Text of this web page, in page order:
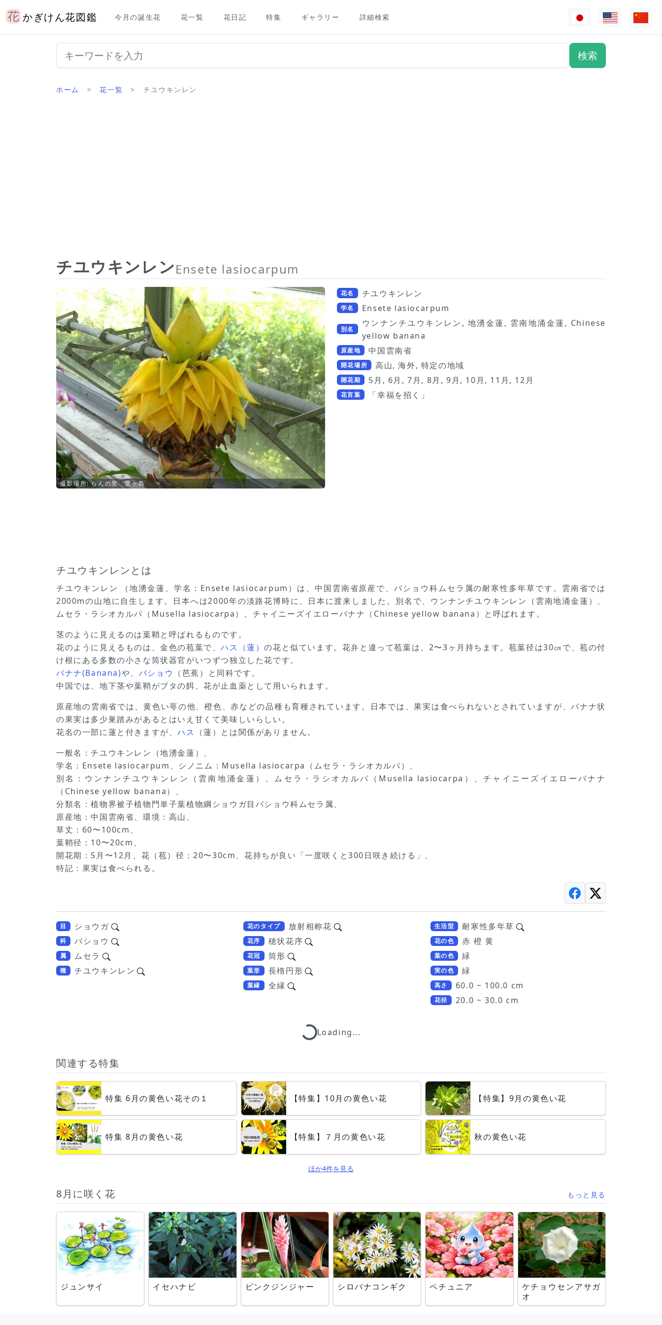
かぎけん花図鑑 今月の誕生花 花一覧 花日記 特集 ギャラリー 詳細検索
ホーム 花一覧 チユウキンレン
チユウキンレンEnsete lasiocarpum
撮影場所: らんの里 堂ヶ島
花名 チユウキンレン
学名 Ensete lasiocarpum
別名
ウンナンチユウキンレン, 地湧金蓮, 雲南地涌金蓮, Chinese
yellow banana
原産地 中国雲南省
開花場所 高山, 海外, 特定の地域
開花期 5月, 6月, 7月, 8月, 9月, 10月, 11月, 12月
花言葉 「幸福を招く」
チユウキンレンとは
チユウキンレン （地湧金蓮、学名：Ensete lasiocarpum）は、中国雲南省原産で、バショウ科ムセラ属の耐寒性多年草です。雲南省では
2000mの山地に自生します。日本へは2000年の淡路花博時に、日本に渡来しました。別名で、ウンナンチユウキンレン（雲南地涌金蓮）、
ムセラ・ラシオカルパ（Musella lasiocarpa）、チャイニーズイエローバナナ（Chinese yellow banana）と呼ばれます。
茎のように見えるのは葉鞘と呼ばれるものです。
花のように見えるものは、金色の苞葉で、ハス（蓮）の花と似ています。花弁と違って苞葉は、2〜3ヶ月持ちます。苞葉径は30㎝で、苞の付
け根にある多数の小さな筒状器官がいつずつ独立した花です。
バナナ(Banana)や、 バショウ （芭蕉）と同科です。
中国では、地下茎や葉鞘がブタの餌、花が止血薬として用いられます。
原産地の雲南省では、黄色い萼の他、橙色、赤などの品種も育種されています。日本では、果実は食べられないとされていますが、バナナ状
の果実は多少巣踏みがあるとはいえ甘くて美味しいらしい。
花名の一部に蓮と付きますが、ハス
（蓮）とは関係がありません。
一般名：チユウキンレン（地湧金蓮）、
学名：Ensete lasiocarpum、シノニム：Musella lasiocarpa（ムセラ・ラシオカルパ）、
別名：ウンナンチユウキンレン（雲南地涌金蓮）、ムセラ・ラシオカルパ（Musella lasiocarpa）、チャイニーズイエローバナナ
（Chinese yellow banana）、
分類名：植物界被子植物門単子葉植物綱ショウガ目バショウ科ムセラ属、
原産地：中国雲南省、環境：高山、
草丈：60〜100cm、
葉鞘径：10〜20cm、
開花期：5月〜12月、花（苞）径：20〜30cm、花持ちが良い「一度咲くと300日咲き続ける」、
特記：果実は食べられる。
目 ショウガ
科 バショウ
属 ムセラ
種 チユウキンレン
花のタイプ 放射相称花
花序 穂状花序
花冠 筒形
葉形 長楕円形
葉縁 全縁
生活型 耐寒性多年草
花の色 赤 橙 黄
葉の色 緑
実の色 緑
高さ 60.0 ~ 100.0 cm
花径 20.0 ~ 30.0 cm
Loading...Loading...
関連する特集
特集 6月の黄色い花その１ 【特集】10月の黄色い花 【特集】9月の黄色い花
特集 8月の黄色い花 【特集】７月の黄色い花 秋の黄色い花
ほか4件を見る
8月に咲く花 もっと見る
ジュンサイ イセハナビ ピンクジンジャー シロバナコンギク ペチュニア
ケチョウセンアサガ
オ